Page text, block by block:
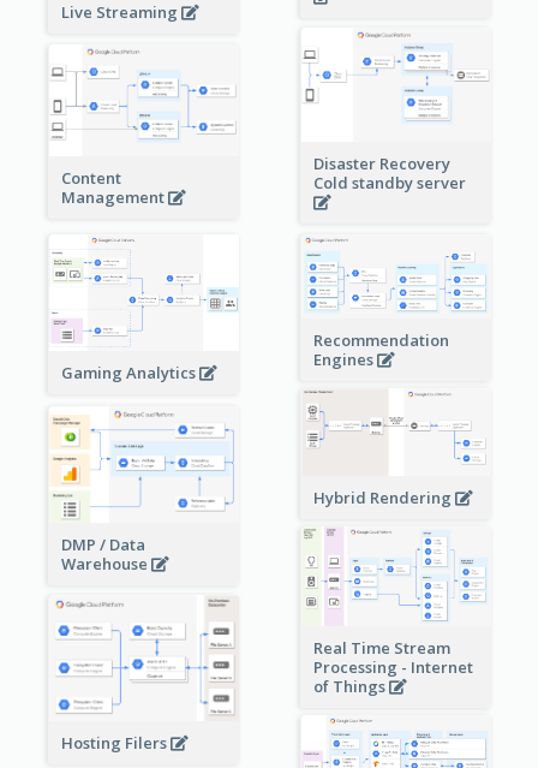
Live Streaming
Disaster Recovery
Cold standby server
Content
Management
Gaming Analytics
Recommendation
Engines
Hybrid Rendering
DMP / Data
Warehouse
Real Time Stream
Processing - Internet
of Things
Hosting Filers